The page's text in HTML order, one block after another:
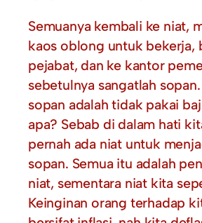
Semuanya kembali ke niat,
kaos oblong untuk bekerja,
pejabat, dan ke kantor
sebetulnya sangatlah
sopan adalah tidak pakai
apa? Sebab di dalam hati
pernah ada niat untuk
sopan. Semua itu adalah
niat, sementara niat kita
Keinginan orang terhadap